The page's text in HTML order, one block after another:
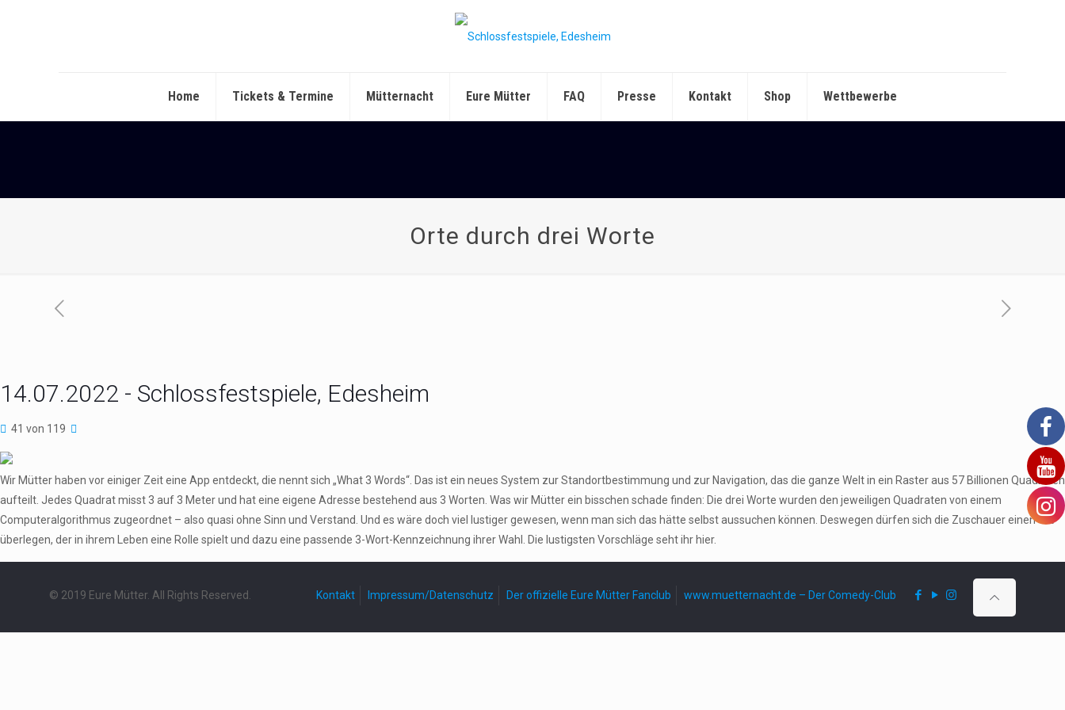
Home Tickets & Termine Mütternacht Eure Mütter FAQ Presse Kontakt Shop Wettbewerbe
Orte durch drei Worte
14.07.2022 - Schlossfestspiele, Edesheim
41 von 119
Wir Mütter haben vor einiger Zeit eine App entdeckt, die nennt sich „What 3 Words“. Das ist ein neues System zur Standortbestimmung und zur Navigation, das die ganze Welt in ein Raster aus 57 Billionen Quadraten
aufteilt. Jedes Quadrat misst 3 auf 3 Meter und hat eine eigene Adresse bestehend aus 3 Worten. Was wir Mütter ein bisschen schade finden: Die drei Worte wurden den jeweiligen Quadraten von einem
Computeralgorithmus zugeordnet – also quasi ohne Sinn und Verstand. Und es wäre doch viel lustiger gewesen, wenn man sich das hätte selbst aussuchen können. Deswegen dürfen sich die Zuschauer einen Ort
überlegen, der in ihrem Leben eine Rolle spielt und dazu eine passende 3-Wort-Kennzeichnung ihrer Wahl. Die lustigsten Vorschläge seht ihr hier.
© 2019 Eure Mütter. All Rights Reserved. Kontakt Impressum/Datenschutz Der offizielle Eure Mütter Fanclub www.muetternacht.de – Der Comedy-Club